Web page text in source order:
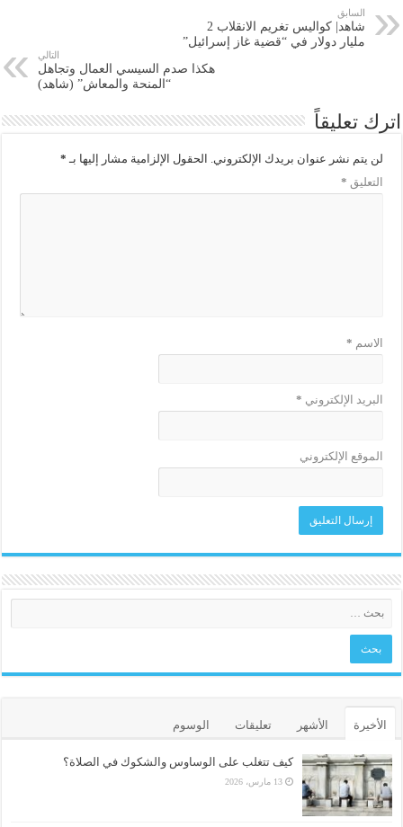
السابق
شاهد| كواليس تغريم الانقلاب 2
مليار دولار في “قضية غاز إسرائيل”
التالي
هكذا صدم السيسي العمال وتجاهل
“المنحة والمعاش” (شاهد)
اترك تعليقاً
لن يتم نشر عنوان بريدك الإلكتروني. الحقول الإلزامية مشار إليها بـ *
التعليق *
الاسم *
البريد الإلكتروني *
الموقع الإلكتروني
الأخيرة الأشهر تعليقات الوسوم
كيف تتغلب على الوساوس والشكوك في الصلاة؟
13 مارس، 2026